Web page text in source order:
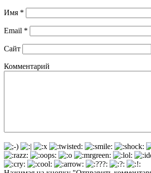
Имя *
Email *
Сайт
Комментарий